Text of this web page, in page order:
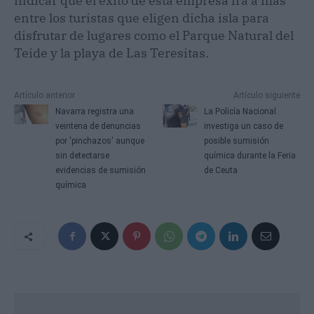
entre los turistas que eligen dicha isla para
disfrutar de lugares como el Parque Natural del
Teide y la playa de Las Teresitas.
N
a
v
Artículo anterior
Navarra registra una
veintena de denuncias
por 'pinchazos' aunque
sin detectarse
evidencias de sumisión
química
Artículo siguiente
La Policía Nacional
investiga un caso de
posible sumisión
química durante la Feria
de Ceuta